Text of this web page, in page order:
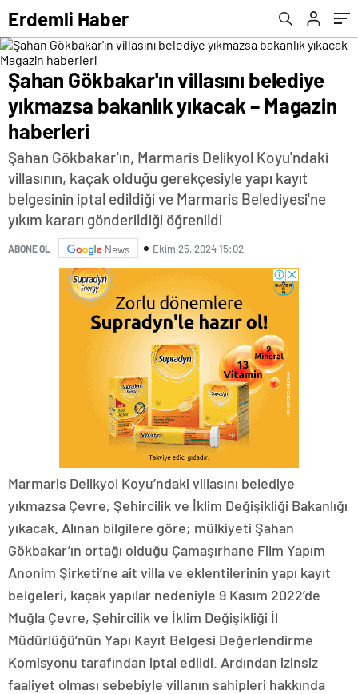
Erdemli Haber
Şahan Gökbakar'ın villasını belediye
yıkmazsa bakanlık yıkacak – Magazin
haberleri
Şahan Gökbakar'ın, Marmaris Delikyol Koyu'ndaki
villasının, kaçak olduğu gerekçesiyle yapı kayıt
belgesinin iptal edildiği ve Marmaris Belediyesi'ne
yıkım kararı gönderildiği öğrenildi
ABONE OL News Ekim 25, 2024 15:02
Marmaris Delikyol Koyu’ndaki villasını belediye
yıkmazsa Çevre, Şehircilik ve İklim Değişikliği Bakanlığı
yıkacak. Alınan bilgilere göre; mülkiyeti Şahan
Gökbakar’ın ortağı olduğu Çamaşırhane Film Yapım
Anonim Şirketi’ne ait villa ve eklentilerinin yapı kayıt
belgeleri, kaçak yapılar nedeniyle 9 Kasım 2022’de
Muğla Çevre, Şehircilik ve İklim Değişikliği İl
Müdürlüğü’nün Yapı Kayıt Belgesi Değerlendirme
Komisyonu tarafından iptal edildi. Ardından izinsiz
faaliyet olması sebebiyle villanın sahipleri hakkında